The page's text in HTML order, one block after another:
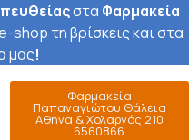
στα Φαρμακεία
shop τη βρίσκεις και στα
μας!
Φαρμακεία
Παπαναγιώτου Θάλεια
Αθήνα & Χολαργός 210
6560866